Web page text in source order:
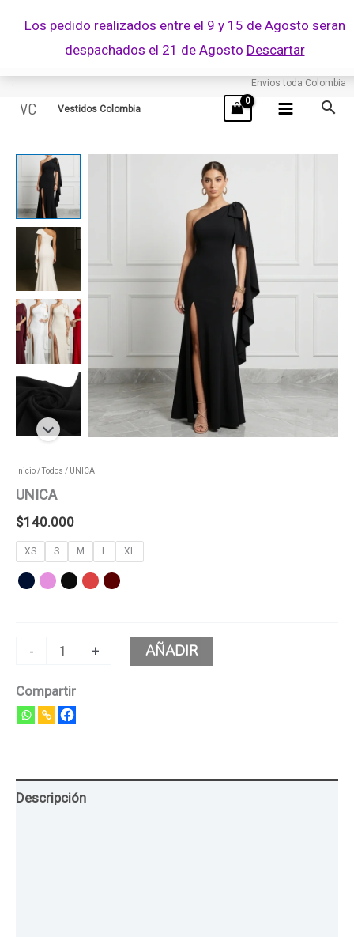
Los pedido realizados entre el 9 y 15 de Agosto seran
despachados el 21 de Agosto Descartar
. Envios toda Colombia
VC Vestidos Colombia
Inicio/Todos / UNICA
UNICA
$140.000
XS S M L XL
-
UNICA
cantidad
+ AÑADIR
Compartir
Descripción